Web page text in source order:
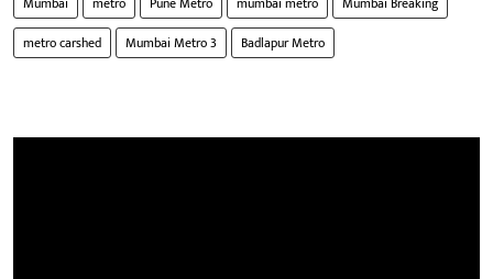
metro carshed
Mumbai Metro 3 Badlapur Metro